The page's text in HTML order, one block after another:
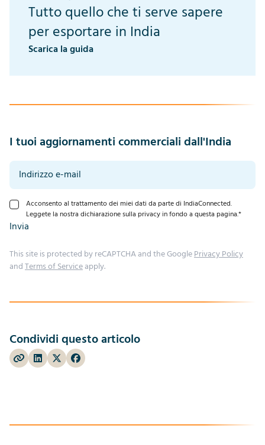
Tutto quello che ti serve sapere
per esportare in India
Scarica la guida
I tuoi aggiornamenti commerciali dall'India
Acconsento al trattamento dei miei dati da parte di IndiaConnected.
Leggete la nostra dichiarazione sulla privacy in fondo a questa pagina.*
Invia
This site is protected by reCAPTCHA and the GooglePrivacy Policy
andTerms of Serviceapply.
Condividi questo articolo